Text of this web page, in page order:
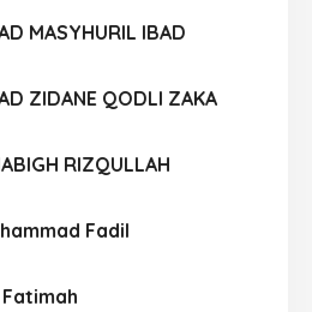
MASYHURIL IBAD
ZIDANE QODLI ZAKA
RIZQULLAH
Fadil